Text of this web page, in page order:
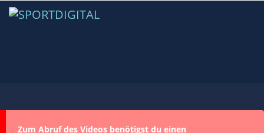
Zum Abruf des Videos benötigst du einen